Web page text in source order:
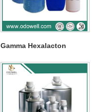
Gamma Hexalacton